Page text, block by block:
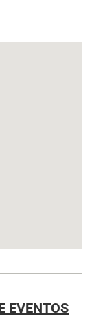
EVENTOS